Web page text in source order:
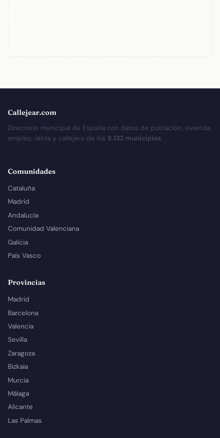
Callejear.com
Directorio municipal de España con datos de población, vivienda,
empleo, renta y callejero de los 8.132 municipios.
Comunidades
Cataluña
Madrid
Andalucía
Comunidad Valenciana
Galicia
País Vasco
Provincias
Madrid
Barcelona
Valencia
Sevilla
Zaragoza
Bizkaia
Murcia
Málaga
Alicante
Las Palmas